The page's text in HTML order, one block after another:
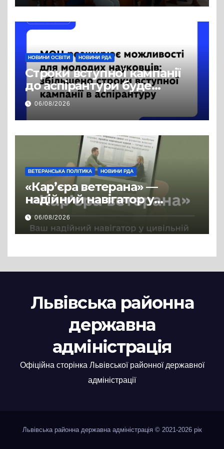
публічної інформації
НОВИНИ ОСВІТИ НОВИНИ РДА
Строки вступної кампанії
до аспірантури буде
продовжено
06/08/2026
ВЕТЕРАНСЬКА ПОЛІТИКА НОВИНИ РДА
«Кар’єра ветерана» —
надійний навігатор у
цивільній професії
06/08/2026
Львівська районна
державна
адміністрація
Офіційна сторінка Львівської районної державної
адміністрації
Львівська районна державна адміністрація © 2021-2026 рік